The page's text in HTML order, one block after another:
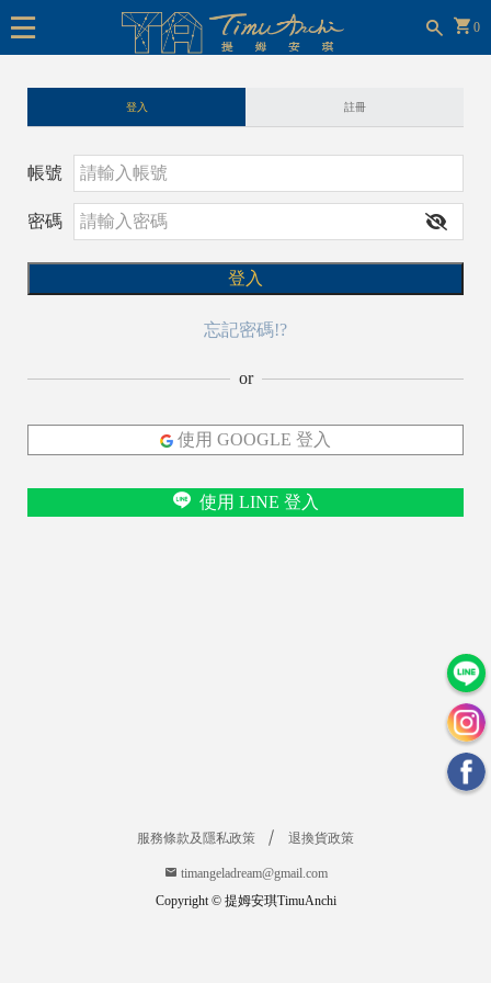
0
登入 註冊
帳號
密碼
登入
忘記密碼!?
or
使用 GOOGLE 登入
使用 LINE 登入
服務條款及隱私政策 退換貨政策
timangeladream@gmail.com